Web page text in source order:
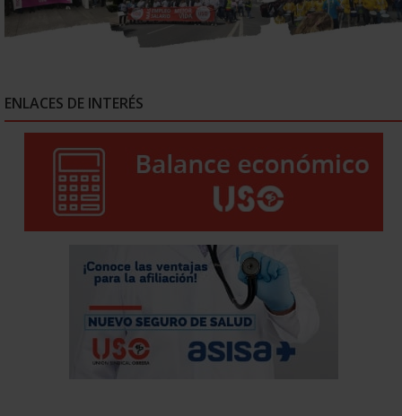
ENLACES DE INTERÉS